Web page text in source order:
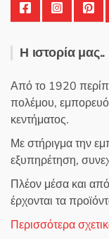
Η ιστορία μας..
Από το 1920
πολέμου,
κεντήματος.
Με στήριγμα την
εξυπηρέτηση,
Πλέον μέσα και
έρχονται τα
Περισσότερα